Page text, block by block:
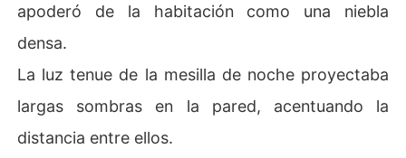
apoderó de la habitación como una niebla
densa.
La luz tenue de la mesilla de noche proyectaba
largas sombras en la pared, acentuando la
distancia entre ellos.